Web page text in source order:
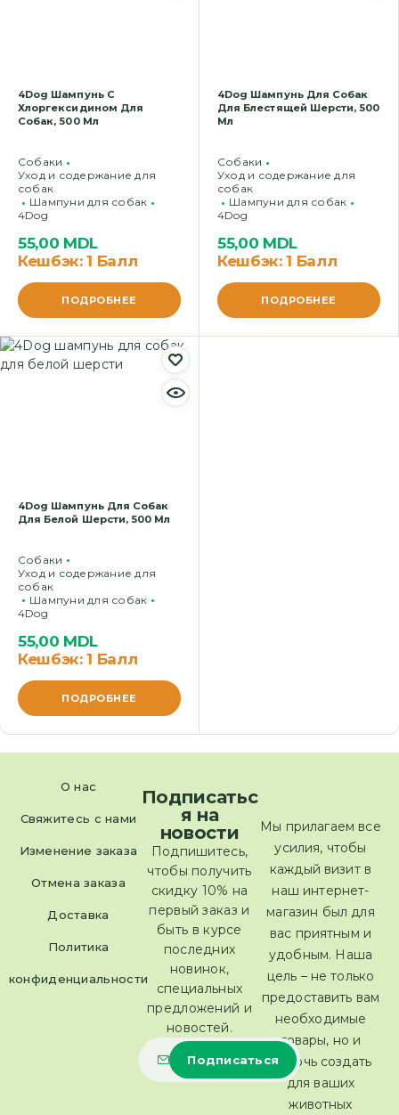
4Dog Шампунь С
Хлоргексидином Для
Собак, 500 Мл
Cобаки
Уход и содержание для
собак
Шампуни для собак
4Dog
55,00 MDL
Кешбэк:1 Балл
ПОДРОБНЕЕ
4Dog Шампунь Для Собак
Для Блестящей Шерсти, 500
Мл
Cобаки
Уход и содержание для
собак
Шампуни для собак
4Dog
55,00 MDL
Кешбэк:1 Балл
ПОДРОБНЕЕ
4Dog Шампунь Для Собак
Для Белой Шерсти, 500 Мл
Cобаки
Уход и содержание для
собак
Шампуни для собак
4Dog
55,00 MDL
Кешбэк:1 Балл
ПОДРОБНЕЕ
О нас
Свяжитесь с нами
Изменение заказа
Отмена заказа
Доставка
Политика
конфиденциальности
Мы прилагаем все
усилия, чтобы
каждый визит в
наш интернет-
магазин был для
вас приятным и
удобным. Наша
цель – не только
предоставить вам
необходимые
товары, но и
помочь создать
для ваших
животных
Подписатьс
я на
новости
Подпишитесь,
чтобы получить
скидку 10% на
первый заказ и
быть в курсе
последних
новинок,
специальных
предложений и
новостей.